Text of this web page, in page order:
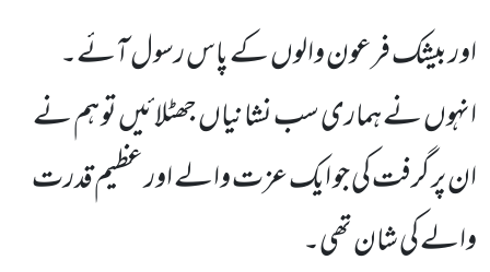
اور بیشک فرعون والوں کے پاس رسول آئے۔
انہوں نے ہماری سب نشانیاں جھٹلائیں تو ہم نے
ان پر گرفت کی جو ایک عزت والے اور عظیم قدرت
والے کی شان تھی۔